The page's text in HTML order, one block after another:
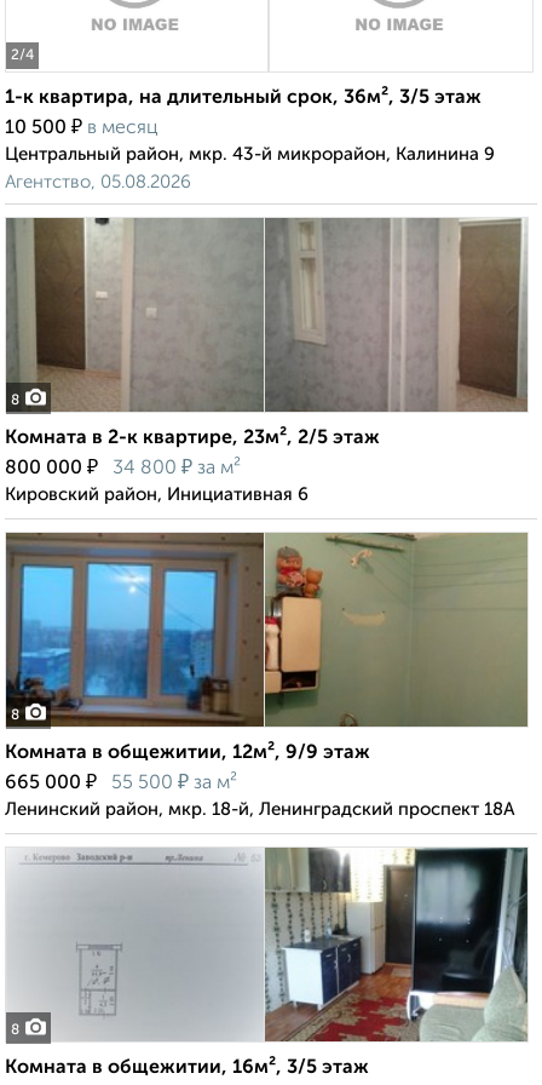
2/4
1-к квартира, на длительный срок, 36м², 3/5 этаж
10 500 ₽ в месяц
Центральный район, мкр. 43-й микрорайон, Калинина 9
Агентство, 05.08.2026
8
Комната в 2-к квартире, 23м², 2/5 этаж
800 000 ₽ 34 800 ₽ за м²
Кировский район, Инициативная 6
8
Комната в общежитии, 12м², 9/9 этаж
665 000 ₽ 55 500 ₽ за м²
Ленинский район, мкр. 18-й, Ленинградский проспект 18А
8
Комната в общежитии, 16м², 3/5 этаж